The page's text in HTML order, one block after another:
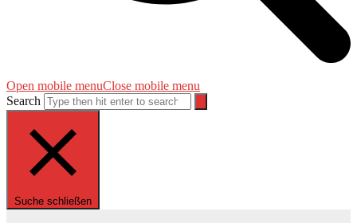
Open mobile menuClose mobile menu
Search
Suche schließen